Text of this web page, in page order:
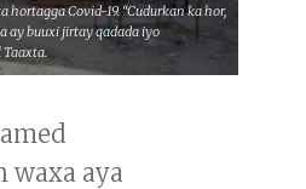
Covid-19. “Cudurkan ka hor,
ay buuxi jirtay qadada iyo
Taaxta.
waxa aya